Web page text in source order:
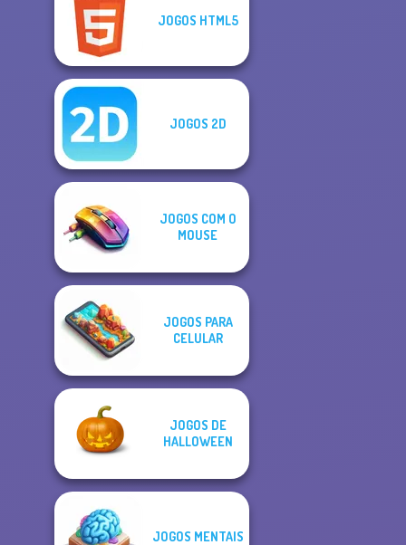
Super Soccer
Noggins
Christmas
Five Nights At
JOGOS HTML5
JOGOS 2D
JOGOS COM O
MOUSE
JOGOS PARA
CELULAR
JOGOS DE
HALLOWEEN
JOGOS MENTAIS